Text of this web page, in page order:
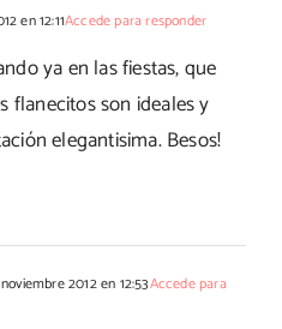
en 12:11Accede para responder
ya en las fiestas, que
flanecitos son ideales y
elegantisima. Besos!
2012 en 12:53Accede para